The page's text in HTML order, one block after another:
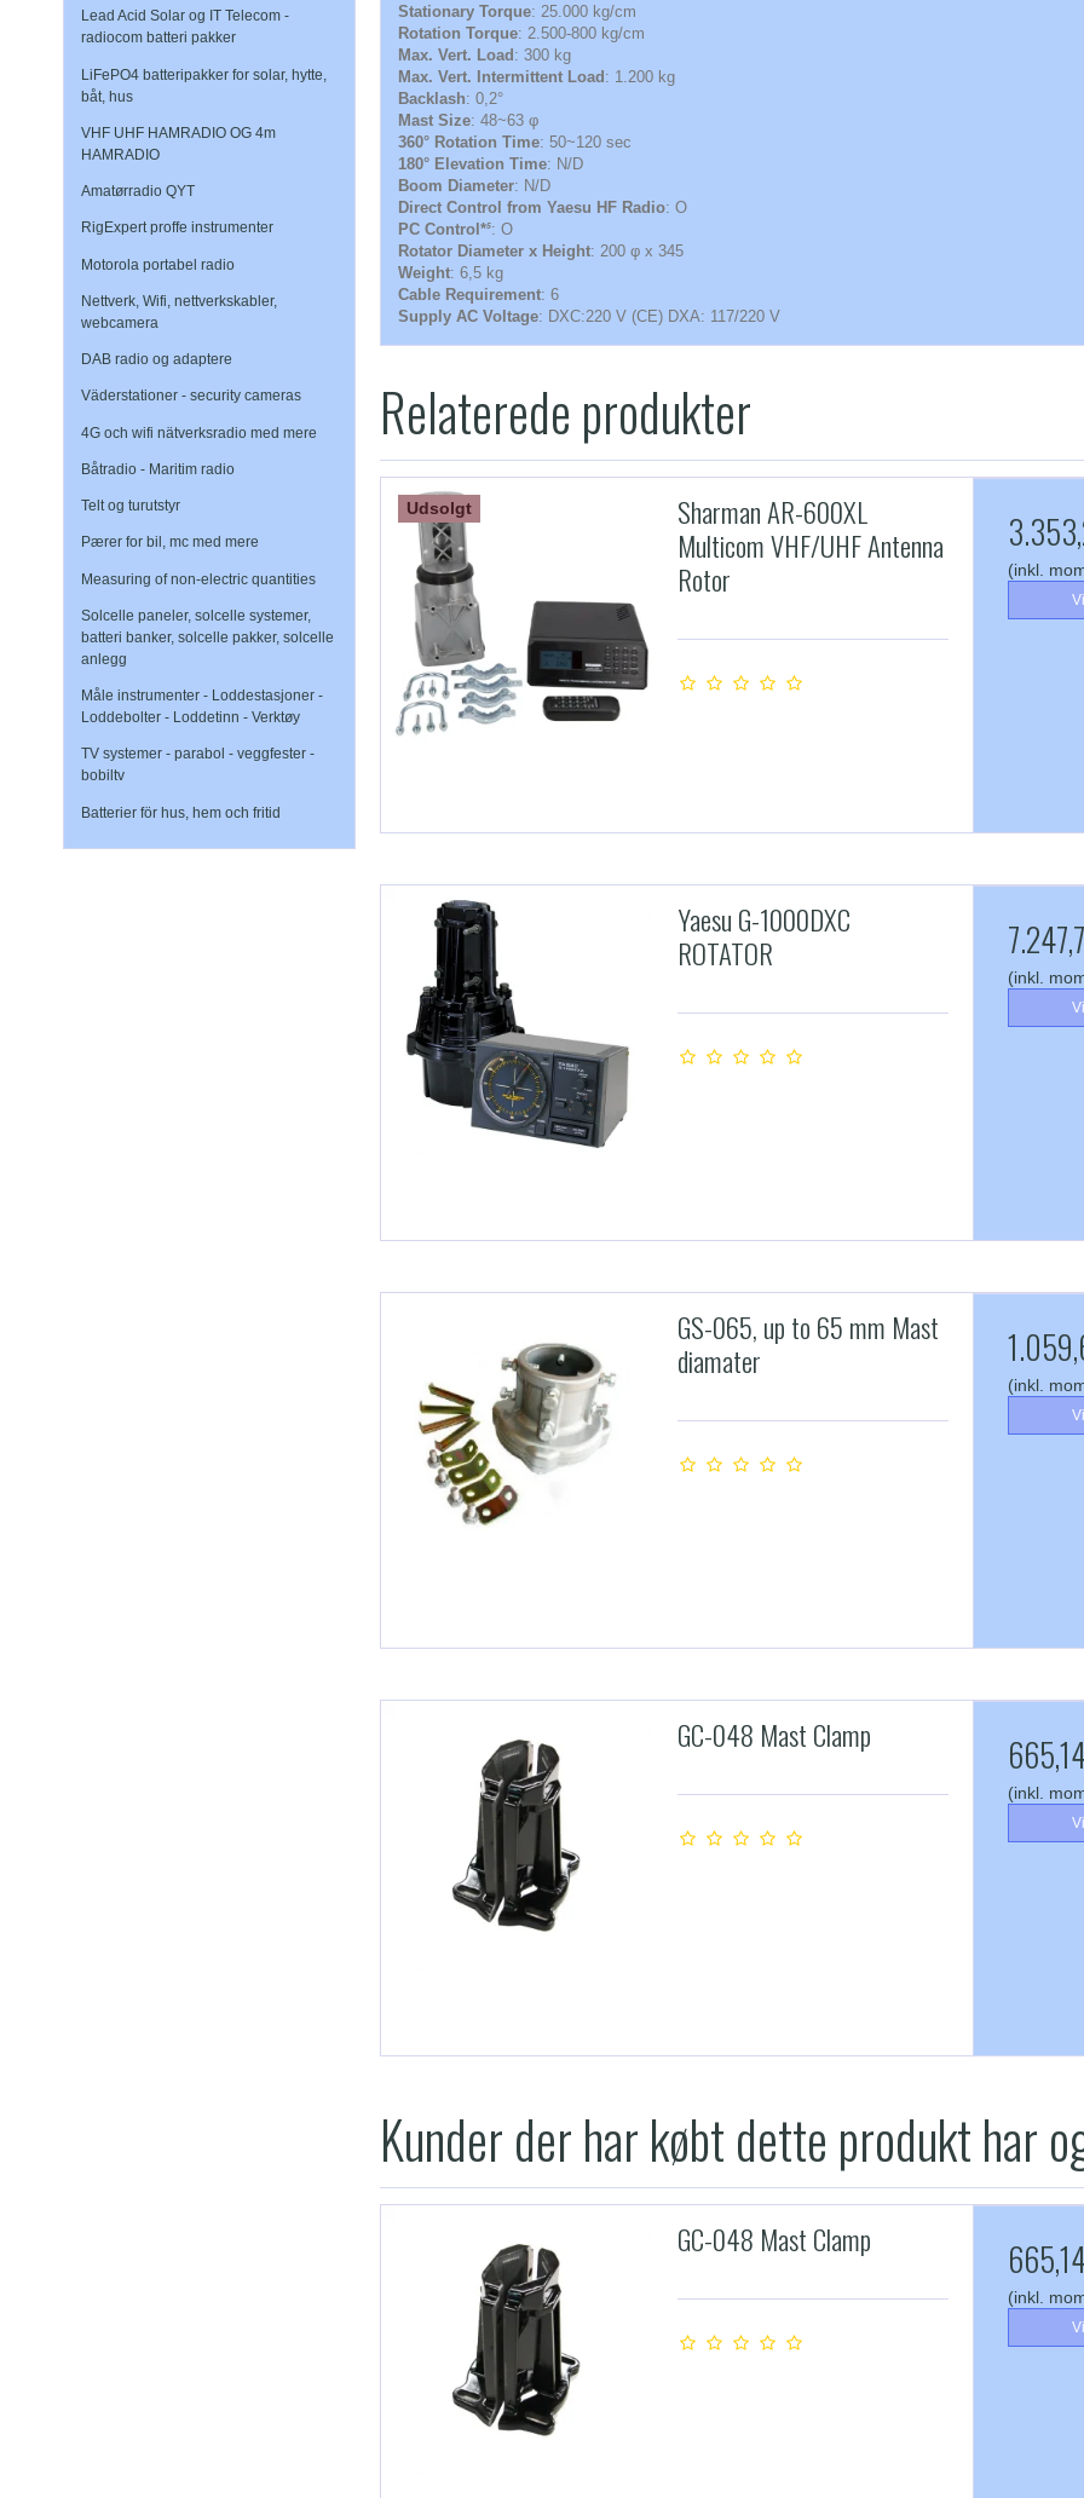
Lead Acid Solar og IT Telecom -
radiocom batteri pakker
LiFePO4 batteripakker for solar, hytte,
båt, hus
VHF UHF HAMRADIO OG 4m
HAMRADIO
Amatørradio QYT
RigExpert proffe instrumenter
Motorola portabel radio
Nettverk, Wifi, nettverkskabler,
webcamera
DAB radio og adaptere
Väderstationer - security cameras
4G och wifi nätverksradio med mere
Båtradio - Maritim radio
Telt og turutstyr
Pærer for bil, mc med mere
Measuring of non-electric quantities
Solcelle paneler, solcelle systemer,
batteri banker, solcelle pakker, solcelle
anlegg
Måle instrumenter - Loddestasjoner -
Loddebolter - Loddetinn - Verktøy
TV systemer - parabol - veggfester -
bobiltv
Batterier för hus, hem och fritid
Stationary Torque: 25.000 kg/cm
Rotation Torque: 2.500-800 kg/cm
Max. Vert. Load: 300 kg
Max. Vert. Intermittent Load: 1.200 kg
Backlash: 0,2°
Mast Size: 48~63 φ
360° Rotation Time: 50~120 sec
180° Elevation Time: N/D
Boom Diameter: N/D
Direct Control from Yaesu HF Radio: O
PC Control*5: O
Rotator Diameter x Height: 200 φ x 345
Weight: 6,5 kg
Cable Requirement: 6
Supply AC Voltage: DXC:220 V (CE) DXA: 117/220 V
Relaterede produkter
Udsolgt
Sharman AR-600XL
Multicom VHF/UHF Antenna
Rotor
(inkl.
Yaesu G-1000DXC
ROTATOR
(inkl.
GS-065, up to 65 mm Mast
diamater
(inkl.
GC-048 Mast Clamp
(inkl.
Kunder der har købt dette produkt har
GC-048 Mast Clamp
(inkl.